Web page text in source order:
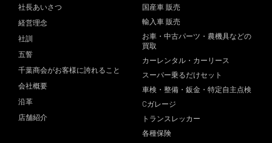
社長あいさつ
経営理念
社訓
五誓
千葉商会がお客様に誇れること
会社概要
沿革
店舗紹介
国産車 販売
輸入車 販売
お車・中古パーツ・農機具などの
買取
カーレンタル・カーリース
スーパー乗るだけセット
車検・整備・鈑金・特定自主点検
Cガレージ
トランスレッカー
各種保険